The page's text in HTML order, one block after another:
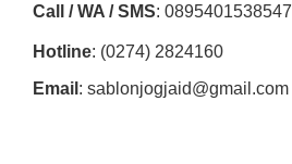
Call / WA / SMS: 0895401538547
Hotline: (0274) 2824160
Email : sablonjogjaid@gmail.com